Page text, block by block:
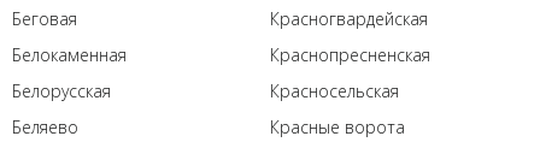
Беговая
Белокаменная
Белорусская
Беляево
Красногвардейская
Краснопресненская
Красносельская
Красные ворота